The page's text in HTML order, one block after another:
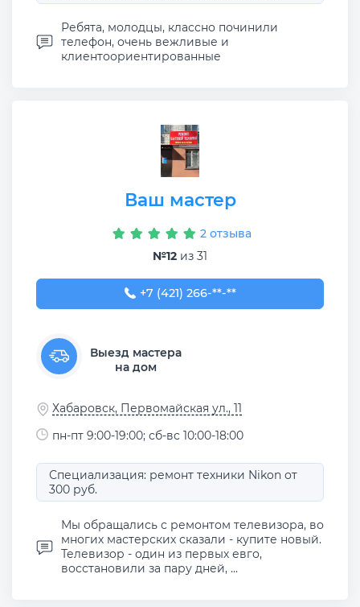
Ребята, молодцы, классно починили
телефон, очень вежливые и
клиентоориентированные
Ваш мастер
2 отзыва
№12 из 31
+7 (421) 266-42-55
+7 (421) 266-**-**
Выезд мастера
на дом
Хабаровск, Первомайская ул., 11
пн-пт 9:00-19:00; сб-вс 10:00-18:00
Специализация: ремонт техники Nikon от
300 руб.
Мы обращались с ремонтом телевизора, во
многих мастерских сказали - купите новый.
Телевизор - один из первых евго,
восстановили за пару дней, ...